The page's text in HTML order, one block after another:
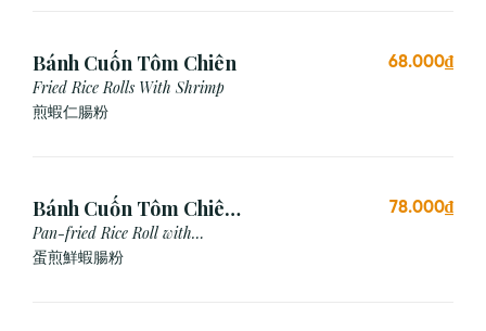
Bánh Cuốn Tôm Chiên
Fried Rice Rolls With Shrimp
煎蝦仁腸粉
68.000₫
Bánh Cuốn Tôm Chiên
Trứng
Pan-fried Rice Roll with
Shrimp & Egg
蛋煎鮮蝦腸粉
78.000₫